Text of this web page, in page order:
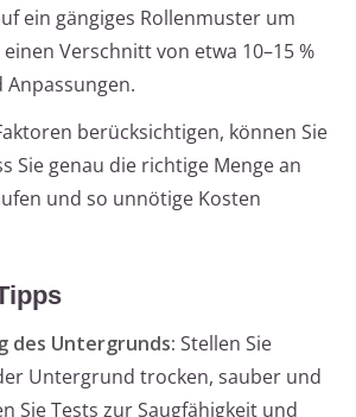
ein gängiges Rollenmuster um
Verschnitt von etwa 10–15 %
berücksichtigen, können Sie
Sie genau die richtige Menge an
und so unnötige Kosten
des Untergrunds: Stellen Sie
Untergrund trocken, sauber und
Sie Tests zur Saugfähigkeit und